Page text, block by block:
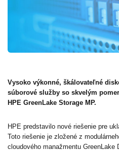
Vysoko výkonné, škálovateľné
súborové služby so skvelým
HPE GreenLake Storage MP.
HPE predstavilo nové riešenie pre
Toto riešenie je zložené z
cloudového manažmentu GreenLake